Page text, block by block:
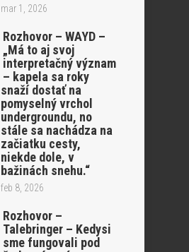
mar 1, 2026
Rozhovor – WAYD –
„Má to aj svoj
interpretačný význam
– kapela sa roky
snaží dostať na
pomyselný vrchol
undergroundu, no
stále sa nachádza na
začiatku cesty,
niekde dole, v
bažinách snehu.“
feb 8, 2026
Rozhovor –
Talebringer – Kedysi
sme fungovali pod